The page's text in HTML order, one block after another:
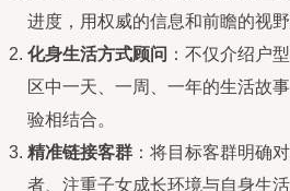
进度，用权威的信息和前瞻的视野
化身生活方式顾问 ：不仅介绍户
区中一天、一周、一年的生活故
验相结合。
精准链接客群 ：将目标客群明确
者、注重子女成长环境与自身生